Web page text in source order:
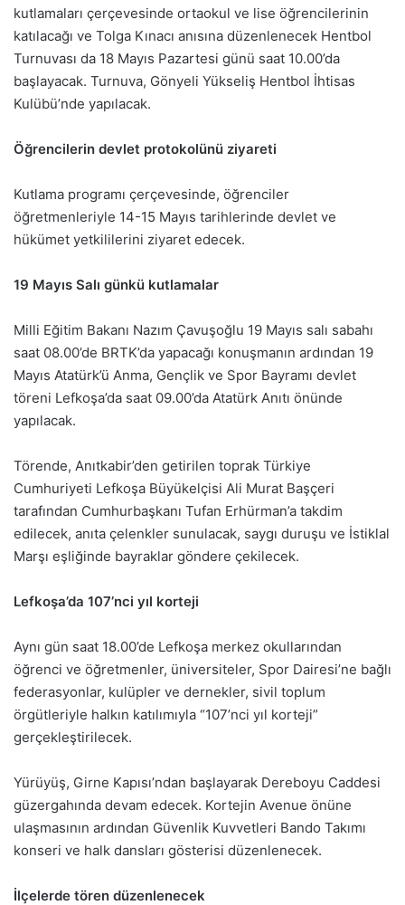
kutlamaları çerçevesinde ortaokul ve lise öğrencilerinin
katılacağı ve Tolga Kınacı anısına düzenlenecek Hentbol
Turnuvası da 18 Mayıs Pazartesi günü saat 10.00’da
başlayacak. Turnuva, Gönyeli Yükseliş Hentbol İhtisas
Kulübü’nde yapılacak.
Öğrencilerin devlet protokolünü ziyareti
Kutlama programı çerçevesinde, öğrenciler
öğretmenleriyle 14-15 Mayıs tarihlerinde devlet ve
hükümet yetkililerini ziyaret edecek.
19 Mayıs Salı günkü kutlamalar
Milli Eğitim Bakanı Nazım Çavuşoğlu 19 Mayıs salı sabahı
saat 08.00’de BRTK’da yapacağı konuşmanın ardından 19
Mayıs Atatürk’ü Anma, Gençlik ve Spor Bayramı devlet
töreni Lefkoşa’da saat 09.00’da Atatürk Anıtı önünde
yapılacak.
Törende, Anıtkabir’den getirilen toprak Türkiye
Cumhuriyeti Lefkoşa Büyükelçisi Ali Murat Başçeri
tarafından Cumhurbaşkanı Tufan Erhürman’a takdim
edilecek, anıta çelenkler sunulacak, saygı duruşu ve İstiklal
Marşı eşliğinde bayraklar göndere çekilecek.
Lefkoşa’da 107’nci yıl korteji
Aynı gün saat 18.00’de Lefkoşa merkez okullarından
öğrenci ve öğretmenler, üniversiteler, Spor Dairesi’ne bağlı
federasyonlar, kulüpler ve dernekler, sivil toplum
örgütleriyle halkın katılımıyla “107’nci yıl korteji”
gerçekleştirilecek.
Yürüyüş, Girne Kapısı’ndan başlayarak Dereboyu Caddesi
güzergahında devam edecek. Kortejin Avenue önüne
ulaşmasının ardından Güvenlik Kuvvetleri Bando Takımı
konseri ve halk dansları gösterisi düzenlenecek.
İlçelerde tören düzenlenecek